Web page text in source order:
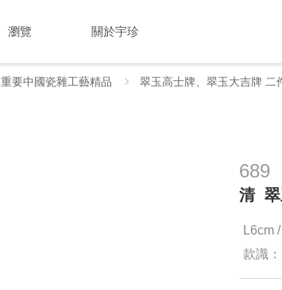
瀏覽 關於宇珍
重要中國瓷雜工藝精品 翠玉高士牌、翠玉大吉牌 二
689
清 翠
L6cm
款識